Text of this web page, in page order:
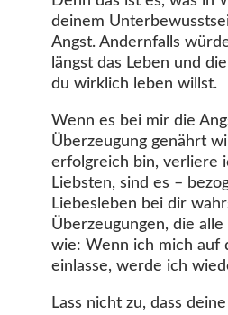
deinem
Angst. Andernfalls
längst das Leben und
du wirklich leben willst.
Wenn es bei mir die
Überzeugung genährt
erfolgreich bin, verliere
Liebsten, sind es –
Liebesleben bei dir
Überzeugungen, die
wie: Wenn ich mich auf
einlasse, werde ich
Lass nicht zu, dass